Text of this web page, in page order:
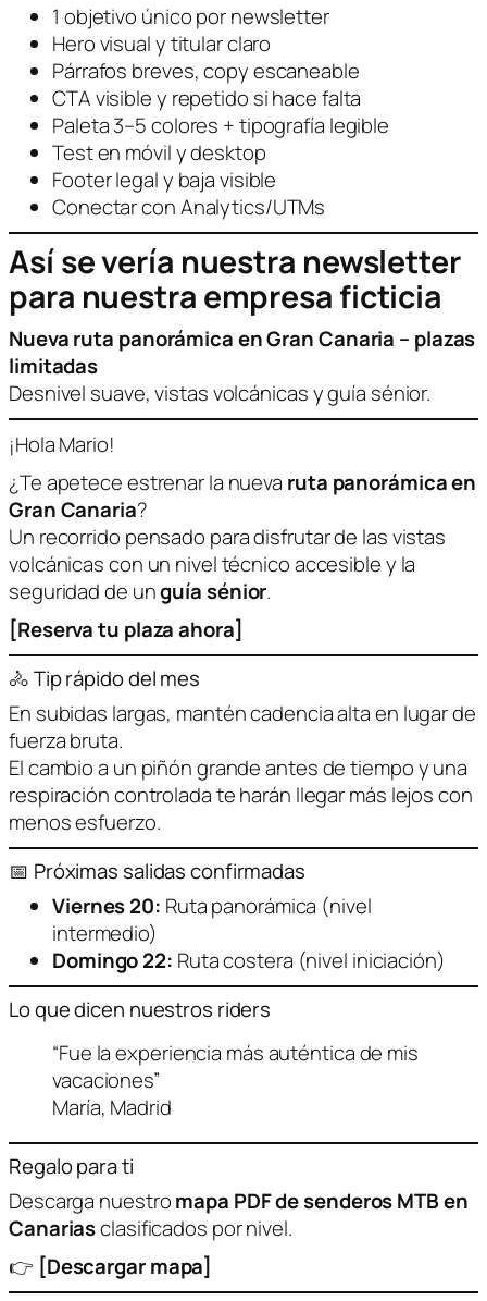
1 objetivo único por newsletter
Hero visual y titular claro
Párrafos breves, copy escaneable
CTA visible y repetido si hace falta
Paleta 3–5 colores + tipografía legible
Test en móvil y desktop
Footer legal y baja visible
Conectar con Analytics/UTMs
Así se vería nuestra newsletter
para nuestra empresa ficticia
Nueva ruta panorámica en Gran Canaria – plazas
limitadas
Desnivel suave, vistas volcánicas y guía sénior.
¡Hola Mario!
¿Te apetece estrenar la nueva ruta panorámica en
Gran Canaria?
Un recorrido pensado para disfrutar de las vistas
volcánicas con un nivel técnico accesible y la
seguridad de unguía sénior.
[Reserva tu plaza ahora]
🚴 Tip rápido del mes
En subidas largas, mantén cadencia alta en lugar de
fuerza bruta.
El cambio a un piñón grande antes de tiempo y una
respiración controlada te harán llegar más lejos con
menos esfuerzo.
📅 Próximas salidas confirmadas
Viernes 20: Ruta panorámica (nivel
intermedio)
Domingo 22: Ruta costera (nivel iniciación)
Lo que dicen nuestros riders
“Fue la experiencia más auténtica de mis
vacaciones”
María, Madrid
Regalo para ti
Descarga nuestromapa PDF de senderos MTB en
Canariasclasificados por nivel.
👉 [Descargar mapa]